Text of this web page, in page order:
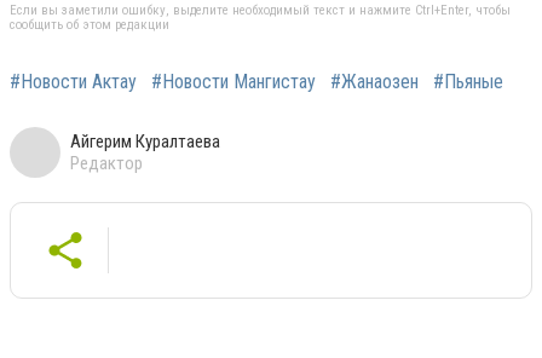
Если вы заметили ошибку, выделите необходимый текст и нажмите Ctrl+Enter, чтобы
сообщить об этом редакции
#Новости Актау #Новости Мангистау #Жанаозен #Пьяные
Айгерим Куралтаева
Редактор